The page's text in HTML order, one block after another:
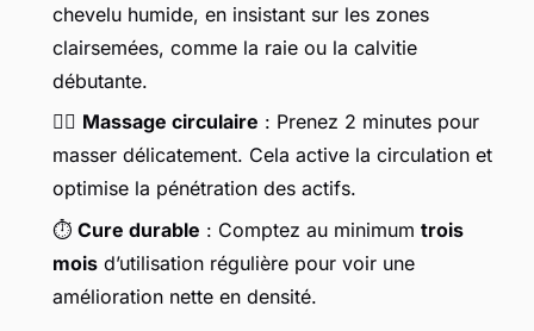
chevelu humide, en insistant sur les zones
clairsemées, comme la raie ou la calvitie
débutante.
💆‍♀️ Massage circulaire : Prenez 2 minutes pour
masser délicatement. Cela active la circulation et
optimise la pénétration des actifs.
⏱️ Cure durable : Comptez au minimum trois
mois d’utilisation régulière pour voir une
amélioration nette en densité.